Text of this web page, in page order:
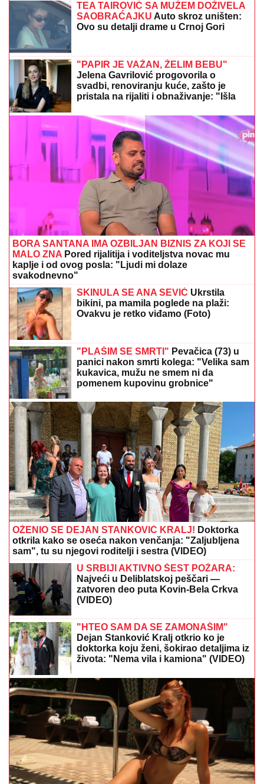
TEA TAIROVIĆ SA MUŽEM DOŽIVELA
SAOBRAĆAJKU Auto skroz uništen:
Ovo su detalji drame u Crnoj Gori
"PAPIR JE VAŽAN, ŽELIM BEBU"
Jelena Gavrilović progovorila o
svadbi, renoviranju kuće, zašto je
pristala na rijaliti i obnaživanje: "Išla
odustajem"
BORA SANTANA IMA OZBILJAN BIZNIS ZA KOJI SE
MALO ZNA Pored rijalitija i voditeljstva novac mu
kaplje i od ovog posla: "Ljudi mi dolaze
svakodnevno"
SKINULA SE ANA SEVIĆ Ukrstila
bikini, pa mamila poglede na plaži:
Ovakvu je retko viđamo (Foto)
"PLAŠIM SE SMRTI" Pevačica (73) u
panici nakon smrti kolega: "Velika sam
kukavica, mužu ne smem ni da
pomenem kupovinu grobnice"
OŽENIO SE DEJAN STANKOVIĆ KRALJ! Doktorka
otkrila kako se oseća nakon venčanja: "Zaljubljena
sam", tu su njegovi roditelji i sestra (VIDEO)
U SRBIJI AKTIVNO ŠEST POŽARA:
Najveći u Deliblatskoj peščari —
zatvoren deo puta Kovin-Bela Crkva
(VIDEO)
"HTEO SAM DA SE ZAMONAŠIM"
Dejan Stanković Kralj otkrio ko je
doktorka koju ženi, šokirao detaljima iz
života: "Nema vila i kamiona" (VIDEO)